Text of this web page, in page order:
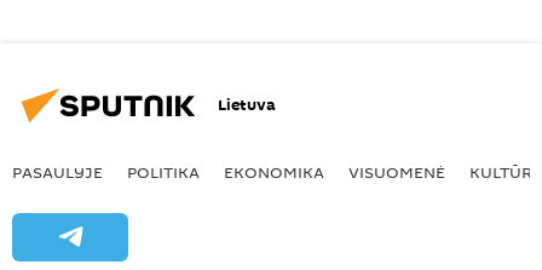
Lietuva
PASAULYJE POLITIKA EKONOMIKA VISUOMENĖ KULTŪRA